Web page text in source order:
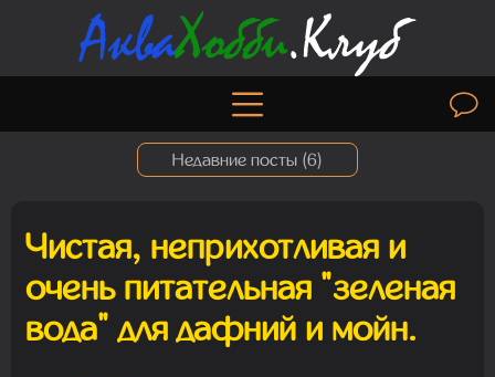
Недавние посты (6)
Madam
08.08.2026 17:32:47
Чистая, неприхотливая и
очень питательная "зеленая
вода" для дафний и мойн.